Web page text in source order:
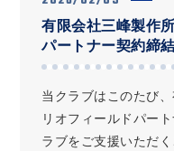
有限会社三峰製作
パートナー契約締
当クラブはこのたび
リオフィールドパー
ラブをご支援いただ